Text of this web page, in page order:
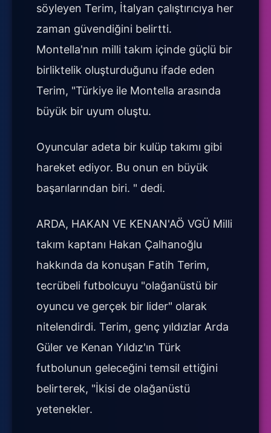
söyleyen Terim, İtalyan çalıştırıcıya her
zaman güvendiğini belirtti.
Montella'nın milli takım içinde güçlü bir
birliktelik oluşturduğunu ifade eden
Terim, "Türkiye ile Montella arasında
büyük bir uyum oluştu.
Oyuncular adeta bir kulüp takımı gibi
hareket ediyor. Bu onun en büyük
başarılarından biri. " dedi.
ARDA, HAKAN VE KENAN'AÖ VGÜ Milli
takım kaptanı Hakan Çalhanoğlu
hakkında da konuşan Fatih Terim,
tecrübeli futbolcuyu "olağanüstü bir
oyuncu ve gerçek bir lider" olarak
nitelendirdi. Terim, genç yıldızlar Arda
Güler ve Kenan Yıldız'ın Türk
futbolunun geleceğini temsil ettiğini
belirterek, "İkisi de olağanüstü
yetenekler.